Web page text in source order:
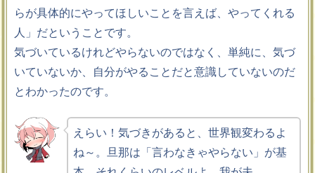
らが具体的にやってほしいことを言えば、やってくれる
人」だということです。
気づいているけれどやらないのではなく、単純に、気づ
いていないか、自分がやることだと意識していないのだ
とわかったのです。
えらい！気づきがあると、世界観変わるよ
ね～。旦那は「言わなきゃやらない」が基